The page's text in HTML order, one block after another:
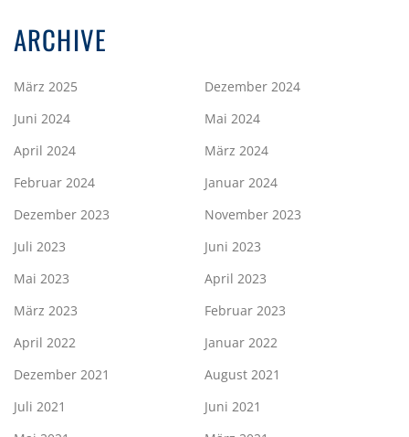
ARCHIVE
März 2025
Dezember 2024
Juni 2024
Mai 2024
April 2024
März 2024
Februar 2024
Januar 2024
Dezember 2023
November 2023
Juli 2023
Juni 2023
Mai 2023
April 2023
März 2023
Februar 2023
April 2022
Januar 2022
Dezember 2021
August 2021
Juli 2021
Juni 2021